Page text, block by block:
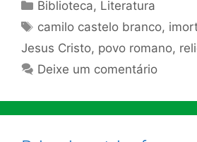
Categorias
Biblioteca, Literatura
Tags
camilo castelo branco,
Jesus Cristo, povo romano,
Deixe um comentário